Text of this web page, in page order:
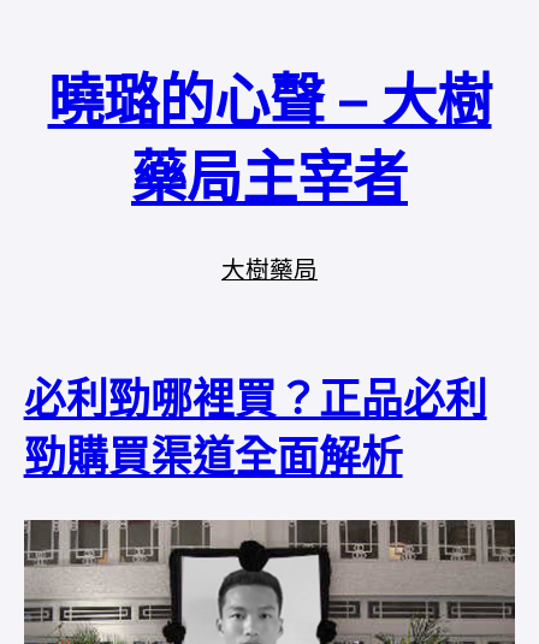
曉璐的心聲 – 大樹
藥局主宰者
大樹藥局
必利勁哪裡買？正品必利
勁購買渠道全面解析